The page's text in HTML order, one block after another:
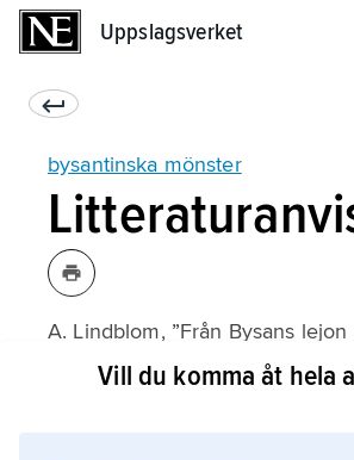
Uppslagsverket
bysantinska mönster
A. Lindblom, ”Från Bysans
varulv”,Vill du komma åt hela